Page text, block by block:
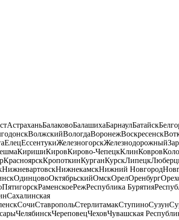
АстраханьБалаковоБалашихаБарнаулБатайск
ВолжскийВологдаВоронежВоскресенск
ЕлецЕссентукиЖелезногорскЖелезнодорожный
КиришиКировКирово-ЧепецкКлинКовров
КрасноярскКропоткинКурганКурскЛипецк
НижневартовскНижнекамскНижний Новгород
ОдинцовоОктябрьскийОмскОрелОренбург
ПятигорскРаменскоеРежРеспублика Бурятия
Сахалинская
СочиСтавропольСтерлитамакСтупиноСузун
ЧелябинскЧереповецЧеховЧувашская